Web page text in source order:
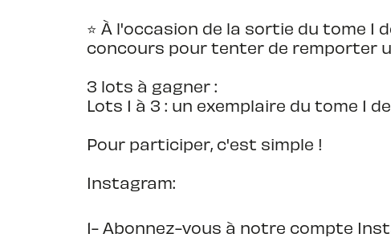
⭐️ À l'occasion de la sortie du tome
concours pour tenter de remporter
3 lots à gagner :
Lots 1 à 3 : un exemplaire du tome 1
Pour participer, c'est simple !
Instagram:
1- Abonnez-vous à notre compte